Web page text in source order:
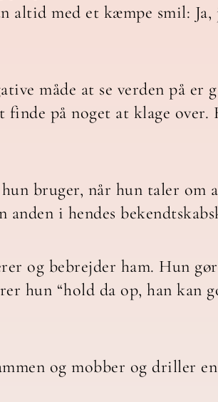
altid med et kæmpe smil: Ja,
måde at se verden på er
på noget at klage over.
bruger, når hun taler om
i hendes
og bebrejder ham. Hun
hun “hold da op, han kan
og mobber og driller